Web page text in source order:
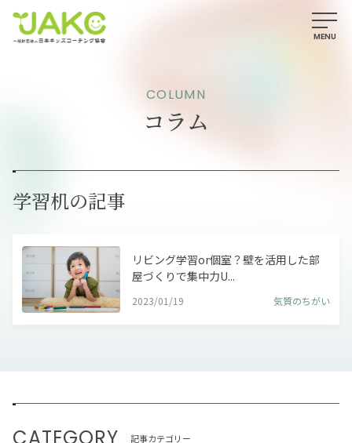
COLUMN
コラム
学習机の記事
リビング学習or個室？壁を活用した部
屋づくりで集中力U...
2023/01/19 気質のちがい
記事カテゴリー